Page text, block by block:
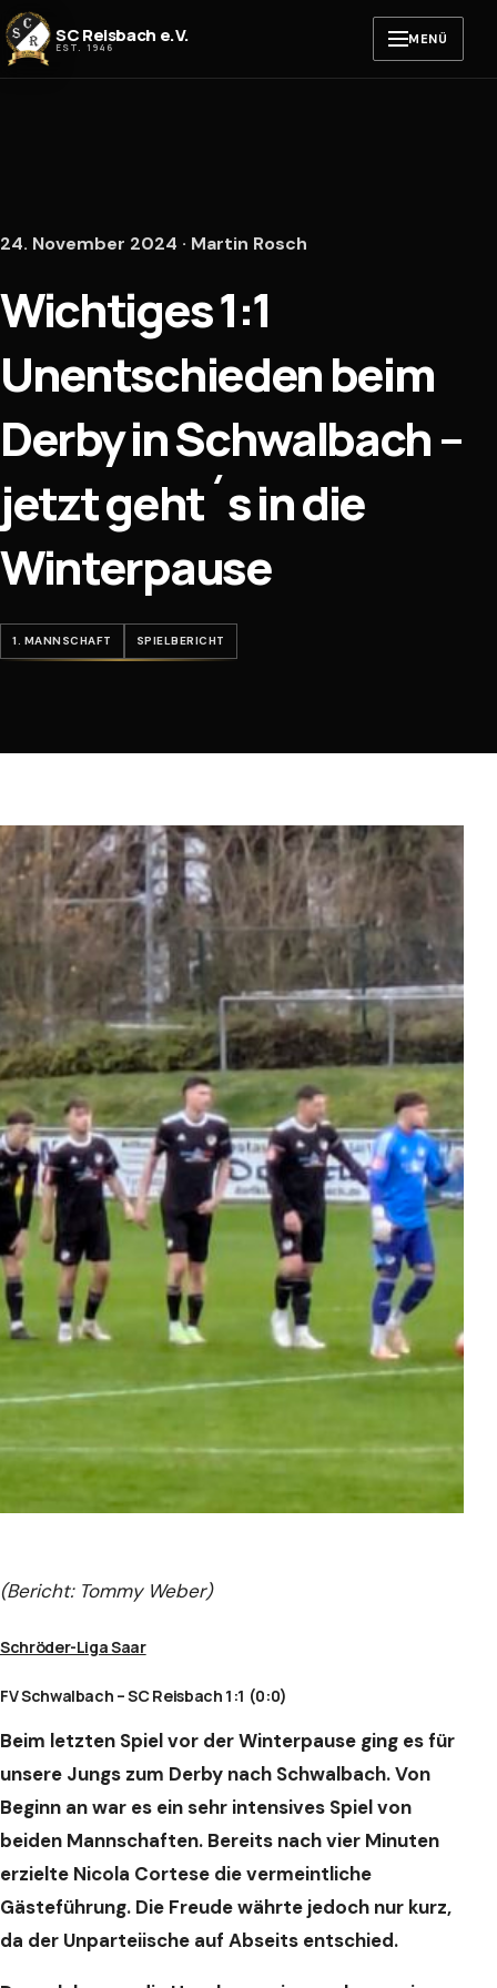
Zum Inhalt springen
SC Reisbach e.V.
EST. 1946 MENÜ
24. November 2024 · Martin Rosch
Wichtiges 1:1
Unentschieden beim
Derby in Schwalbach –
jetzt geht´s in die
Winterpause
1. MANNSCHAFT SPIELBERICHT
(Bericht: Tommy Weber)
Schröder-Liga Saar
FV Schwalbach – SC Reisbach 1:1 (0:0)
Beim letzten Spiel vor der Winterpause ging es für
unsere Jungs zum Derby nach Schwalbach. Von
Beginn an war es ein sehr intensives Spiel von
beiden Mannschaften. Bereits nach vier Minuten
erzielte Nicola Cortese die vermeintliche
Gästeführung. Die Freude währte jedoch nur kurz,
da der Unparteiische auf Abseits entschied.